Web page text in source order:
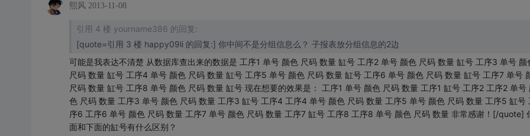
熙风 2013-11-08
引用 4 楼 yourname386 的回复:
[quote=引用 3 楼 happy09li 的回复:] 你中间不是分组信息么？ 子报表放分组信息的2边
可能是我表达不清楚 从数据库查出来的数据是 工序1 单号 颜色 尺码 数量 缸号 工序2 单号 颜色 尺码 数量 缸号 工序3 单号 颜
尺码 数量 缸号 工序4 单号 颜色 尺码 数量 缸号 工序5 单号 颜色 尺码 数量 缸号 工序6 单号 颜色 尺码 数量 缸号 工序7 单号
尺码 数量 缸号 工序8 单号 颜色 尺码 数量 缸号 现在想要的效果是： 工序1 单号 颜色 尺码 数量 工序1 缸号 工序2 工序2 单号
色 尺码 数量 工序3 单号 颜色 尺码 数量 工序3 缸号 工序4 工序4 单号 颜色 尺码 数量 工序5 单号 颜色 尺码 数量 工序5 缸号
序6 工序6 单号 颜色 尺码 数量 工序7 单号 颜色 尺码 数量 工序7 缸号 工序8 工序8 单号 颜色 尺码 数量 非常感谢！[/quote]
面和下面的缸号有什么区别？